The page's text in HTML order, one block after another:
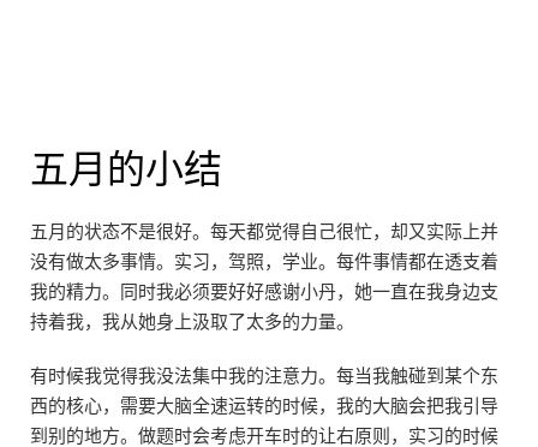
五月的小结
五月的状态不是很好。每天都觉得自己很忙，却又实际上并
没有做太多事情。实习，驾照，学业。每件事情都在透支着
我的精力。同时我必须要好好感谢小丹，她一直在我身边支
持着我，我从她身上汲取了太多的力量。
有时候我觉得我没法集中我的注意力。每当我触碰到某个东
西的核心，需要大脑全速运转的时候，我的大脑会把我引导
到别的地方。做题时会考虑开车时的让右原则，实习的时候